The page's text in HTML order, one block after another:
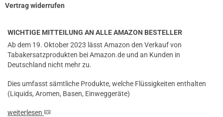
Vertrag widerrufen
WICHTIGE MITTEILUNG AN ALLE AMAZON BESTELLER
Ab dem 19. Oktober 2023 lässt Amazon den Verkauf von
Tabakersatzprodukten bei Amazon.de und an Kunden in
Deutschland nicht mehr zu.
Dies umfasst sämtliche Produkte, welche Flüssigkeiten enthalten
(Liquids, Aromen, Basen, Einweggeräte)
weiterlesen